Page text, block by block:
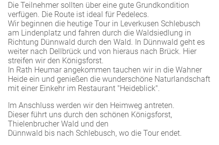
Die Teilnehmer sollten über eine gute Grundkondition
verfügen. Die Route ist ideal für Pedelecs.
Wir beginnen die heutige Tour in Leverkusen Schlebusch
am Lindenplatz und fahren durch die Waldsiedlung in
Richtung Dünnwald durch den Wald. In Dünnwald geht es
weiter nach Dellbrück und von hieraus nach Brück. Hier
streifen wir den Königsforst.
In Rath Heumar angekommen tauchen wir in die Wahner
Heide ein und genießen die wunderschöne Naturlandschaft
mit einer Einkehr im Restaurant "Heideblick".
Im Anschluss werden wir den Heimweg antreten.
Dieser führt uns durch den schönen Königsforst,
Thielenbrucher Wald und den
Dünnwald bis nach Schlebusch, wo die Tour endet.